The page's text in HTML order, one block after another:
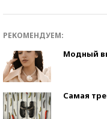
РЕКОМЕНДУЕМ:
Модный
Самая